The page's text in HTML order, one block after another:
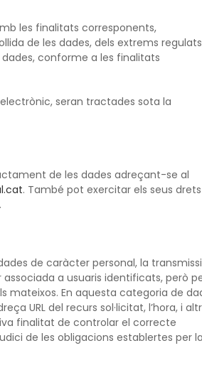
les finalitats corresponents,
de les dades, dels extrems
conforme a les finalitats
seran tractades sota la
de les dades adreçant-se al
. També pot exercitar els seus drets
de caràcter personal, la
a usuaris identificats, però
mateixos. En aquesta categoria de
URL del recurs sol·licitat, l’hora, i
finalitat de controlar el correcte
de les obligacions establertes per